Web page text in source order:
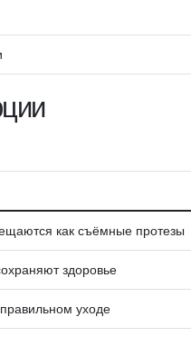
как съёмные протезы
здоровье
уходе